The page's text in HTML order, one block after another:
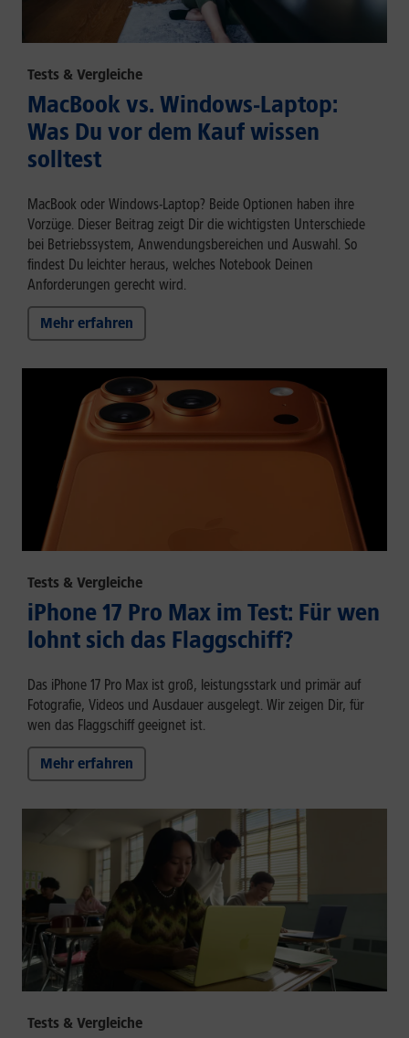
Tests & Vergleiche
MacBook vs. Windows-Laptop:
Was Du vor dem Kauf wissen
solltest
MacBook oder Windows-Laptop? Beide Optionen haben ihre
Vorzüge. Dieser Beitrag zeigt Dir die wichtigsten Unterschiede
bei Betriebssystem, Anwendungsbereichen und Auswahl. So
findest Du leichter heraus, welches Notebook Deinen
Anforderungen gerecht wird.
Mehr erfahren
Tests & Vergleiche
iPhone 17 Pro Max im Test: Für wen
lohnt sich das Flaggschiff?
Das iPhone 17 Pro Max ist groß, leistungsstark und primär auf
Fotografie, Videos und Ausdauer ausgelegt. Wir zeigen Dir, für
wen das Flaggschiff geeignet ist.
Mehr erfahren
Tests & Vergleiche